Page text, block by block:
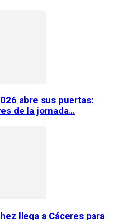
abre sus puertas:
de la jornada…
llega a Cáceres para